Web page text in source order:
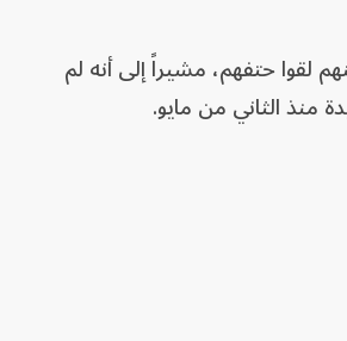
لقوا حتفهم، مشيراً إلى أنه لم
الثاني من مايو.